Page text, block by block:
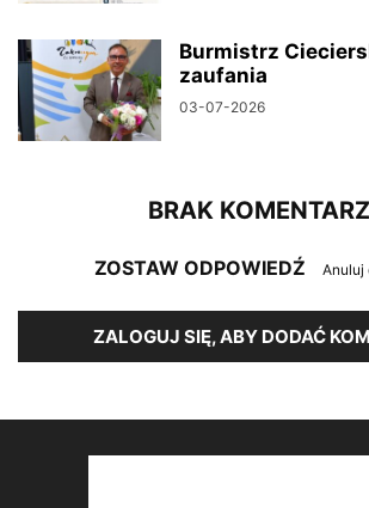
Burmistrz
zaufania
03-07-2026
BRAK
ZOSTAW ODPOWIEDŹ Anuluj
ZALOGUJ SIĘ, ABY DODAĆ